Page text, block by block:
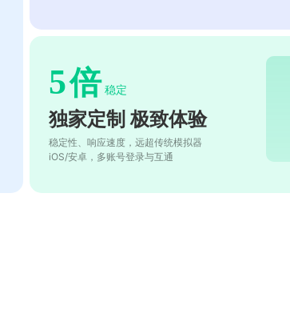
5倍 稳定
独家定制 极致体验
稳定性、响应速度，远超传统模拟器
iOS/安卓，多账号登录与互通